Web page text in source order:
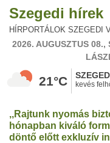
Szegedi hírek
HÍRPORTÁLOK SZEGEDI
2026. AUGUSZTUS 08.,
21°C SZEGED
kevés
,,Rajtunk nyomás
hónapban kiváló
döntő előtt exkluzív